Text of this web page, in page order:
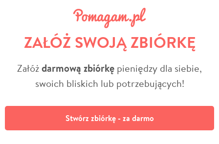
ZAŁÓŻ SWOJĄ ZBIÓRKĘ
Załóżdarmową zbiórkę pieniędzy dla siebie,
swoich bliskich lub potrzebujących!
Stwórz zbiórkę - za darmo